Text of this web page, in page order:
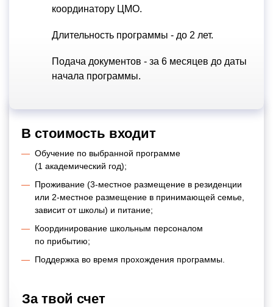
координатору ЦМО.
Длительность программы - до 2 лет.
Подача документов - за 6 месяцев до даты
начала программы.
В стоимость входит
Обучение по выбранной программе
(1 академический год);
Проживание(3-местное размещение в резиденции
или 2-местное размещение в принимающей семье,
зависит от школы) и питание;
Координирование школьным персоналом
по прибытию;
Поддержка во время прохождения программы.
За твой счет